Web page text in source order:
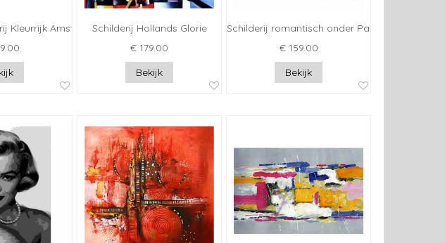
Kleurrijk AmsterdamSchilderij Hollands Glorie
€ 179.00
Bekijk
Schilderij romantisch onder Paraplu
€ 159.00
Bekijk